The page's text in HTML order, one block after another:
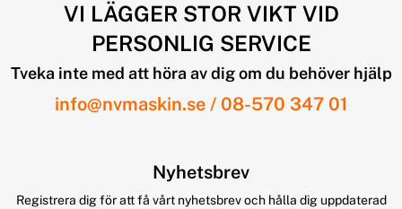
VI LÄGGER STOR VIKT VID
PERSONLIG SERVICE
Tveka inte med att höra av dig om du behöver hjälp
info@nvmaskin.se / 08-570 347 01
Nyhetsbrev
Registrera dig för att få vårt nyhetsbrev och hålla dig uppdaterad